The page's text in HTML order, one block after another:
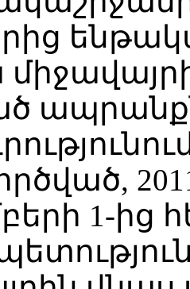
1-ից